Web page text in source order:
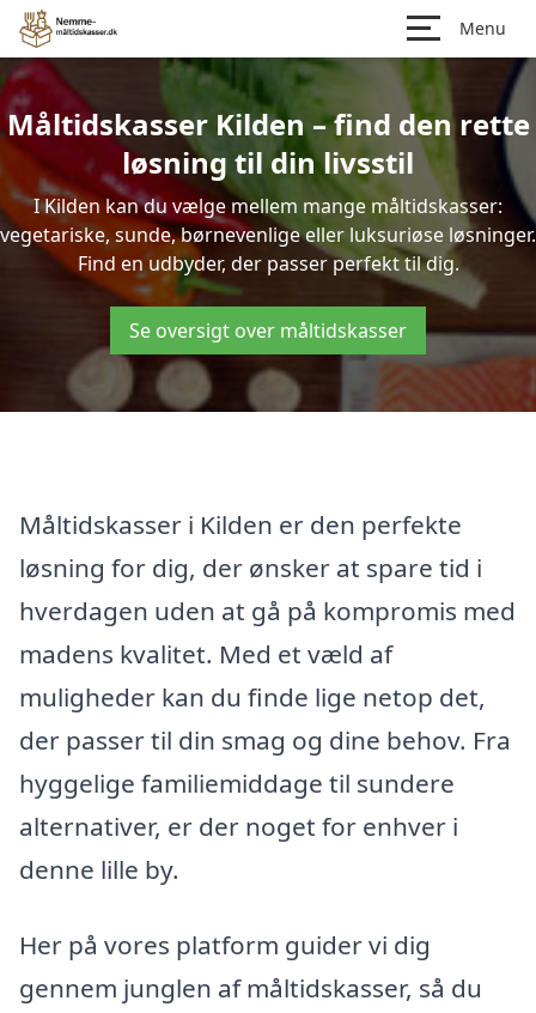
Menu
Måltidskasser Kilden – find den rette
løsning til din livsstil
I Kilden kan du vælge mellem mange måltidskasser:
vegetariske, sunde, børnevenlige eller luksuriøse løsninger.
Find en udbyder, der passer perfekt til dig.
Se oversigt over måltidskasser
Måltidskasser i Kilden er den perfekte
løsning for dig, der ønsker at spare tid i
hverdagen uden at gå på kompromis med
madens kvalitet. Med et væld af
muligheder kan du finde lige netop det,
der passer til din smag og dine behov. Fra
hyggelige familiemiddage til sundere
alternativer, er der noget for enhver i
denne lille by.
Her på vores platform guider vi dig
gennem junglen af måltidskasser, så du